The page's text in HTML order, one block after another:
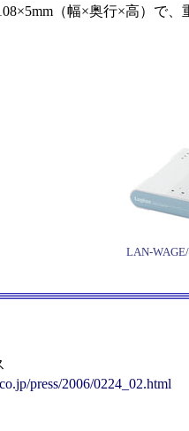
（幅×奥行×高）で、
LAN-
press/2006/0224_02.html